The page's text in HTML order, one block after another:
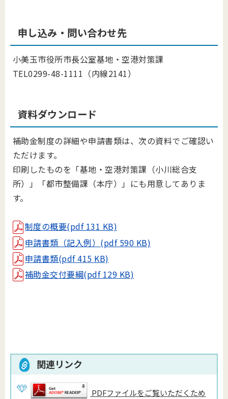
申し込み・問い合わせ先
小美玉市役所市長公室基地・空港対策課
TEL0299-48-1111（内線2141）
資料ダウンロード
補助金制度の詳細や申請書類は、次の資料でご確認い
ただけます。
印刷したものを「基地・空港対策課（小川総合支
所）」「都市整備課（本庁）」にも用意してありま
す。
制度の概要(pdf 131 KB)
申請書類（記入例）(pdf 590 KB)
申請書類(pdf 415 KB)
補助金交付要綱(pdf 129 KB)
関連リンク
PDFファイルをご覧いただくため